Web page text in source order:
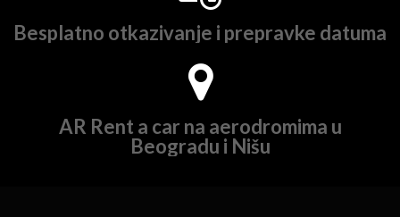
Besplatno otkazivanje i prepravke datuma
AR Rent a car na aerodromima u
Beogradu i Nišu